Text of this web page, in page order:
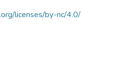
licenses/by-nc/4.0/